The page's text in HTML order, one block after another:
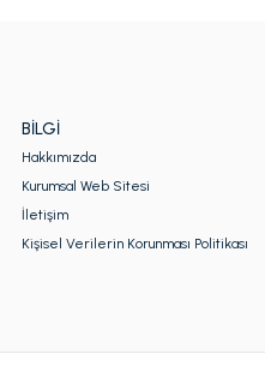
BILGI
Hakkımızda
Kurumsal Web Sitesi
İletişim
Kişisel Verilerin Korunması Politikası